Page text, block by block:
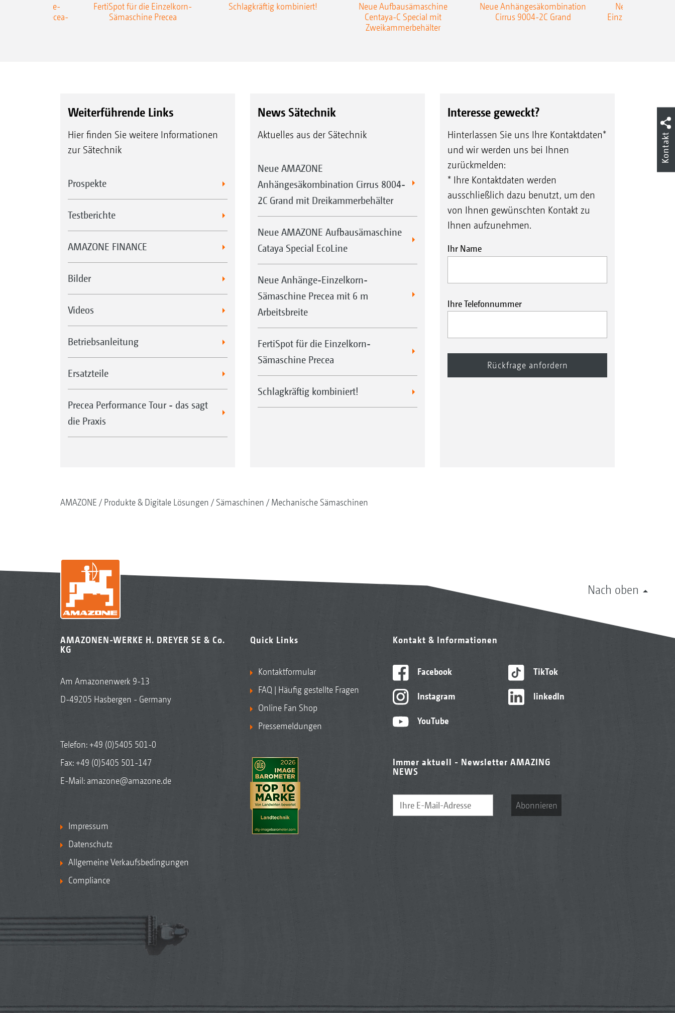
Anhänge-
Precea-
FertiSpot für die Einzelkorn-
Sämaschine Precea
Schlagkräftig kombiniert!
Neue Aufbausämaschine
Centaya-C Special mit
Zweikammerbehälter
Neue Anhängesäkombination
Cirrus 9004-2C Grand
Neue
Einzelkorn-
Weiterführende Links
Hier finden Sie weitere Informationen
zur Sätechnik
Prospekte
Testberichte
AMAZONE FINANCE
Bilder
Videos
Betriebsanleitung
Ersatzteile
Precea Performance Tour - das sagt
die Praxis
News Sätechnik
Aktuelles aus der Sätechnik
Neue AMAZONE
Anhängesäkombination Cirrus 8004-
2C Grand mit Dreikammerbehälter
Neue AMAZONE Aufbausämaschine
Cataya Special EcoLine
Neue Anhänge-Einzelkorn-
Sämaschine Precea mit 6 m
Arbeitsbreite
FertiSpot für die Einzelkorn-
Sämaschine Precea
Schlagkräftig kombiniert!
Interesse geweckt?
Hinterlassen Sie uns Ihre Kontaktdaten*
und wir werden uns bei Ihnen
zurückmelden:
* Ihre Kontaktdaten werden
ausschließlich dazu benutzt, um den
von Ihnen gewünschten Kontakt zu
Ihnen aufzunehmen.
Ihr Name
Ihre Telefonnummer
AMAZONE Produkte & Digitale Lösungen Sämaschinen Mechanische Sämaschinen
Nach oben
AMAZONEN-WERKE H. DREYER SE & Co.
KG
Am Amazonenwerk 9-13
D-49205 Hasbergen - Germany
Telefon:+49 (0)5405 501-0
Fax: +49 (0)5405 501-147
E-Mail: amazone@amazone.de
Impressum
Datenschutz
Allgemeine Verkaufsbedingungen
Compliance
Quick Links
Kontaktformular
FAQ | Häufig gestellte Fragen
Online Fan Shop
Pressemeldungen
Kontakt & Informationen
Facebook
Instagram
YouTube
TikTok
linkedIn
Immer aktuell - Newsletter AMAZING
NEWS
Abonnieren
Kontakt